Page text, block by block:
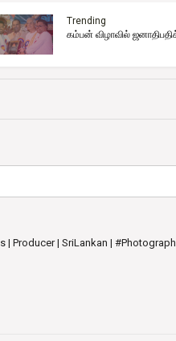
Trending
கம்பன் விழாவில்
Producer | SriLankan |